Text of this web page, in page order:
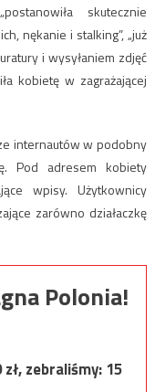
skutecznie
nękanie i stalking”, „już
i wysyłaniem zdjęć
kobietę w zagrażającej
internautów w podobny
Pod adresem kobiety
wpisy. Użytkownicy
zarówno działaczkę
Polonia!
zł, zebraliśmy:15